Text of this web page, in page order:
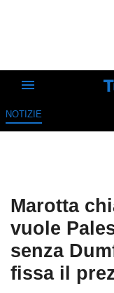
NOTIZIE
Marotta
vuole
senza
fissa il